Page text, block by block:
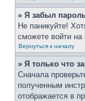
» Я забыл
Не паникуйте!
сможете войти
Вернуться к началу
» Я только что
Сначала
полученным
отображается в